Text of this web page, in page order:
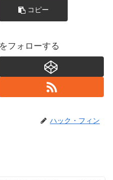
コピー
フォローする
ハック・フィン